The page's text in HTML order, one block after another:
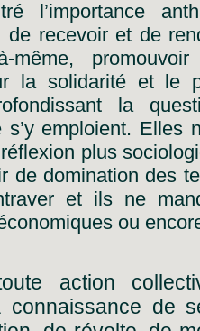
’importance
de recevoir et de
même,
promouvoir
la solidarité et le
la
s’y emploient. Elles
réflexion plus
de domination des
et ils ne
ou
action
connaissance de